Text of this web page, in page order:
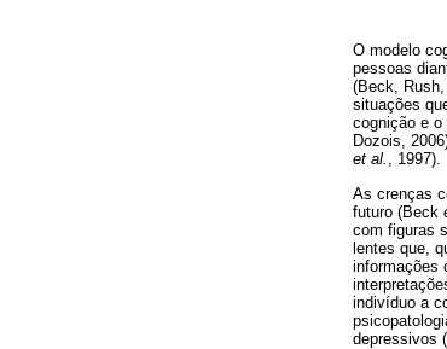
O modelo
pessoas
(Beck,
situações
cognição e o
Dozois,
et al. , 1997).
As crenças
futuro (Beck
com figuras
lentes que,
informações
indivíduo a
depressivos